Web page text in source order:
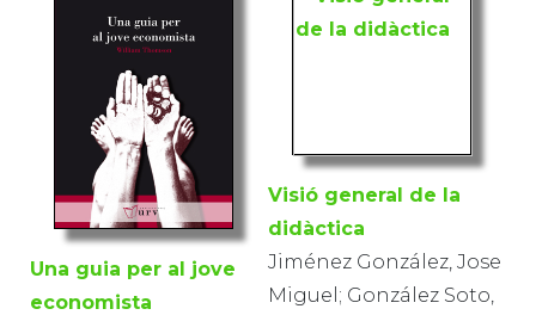
Una guia per al jove
economista
Visió general de la
didàctica
Jiménez González, Jose
Miguel; González Soto,